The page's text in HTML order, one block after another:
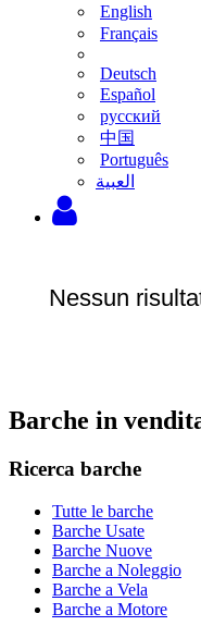
English
Français
Deutsch
Español
русский
中国
Português
‫العبية
Nessun
Barche in
Ricerca barche
Tutte le barche
Barche Usate
Barche Nuove
Barche a Noleggio
Barche a Vela
Barche a Motore